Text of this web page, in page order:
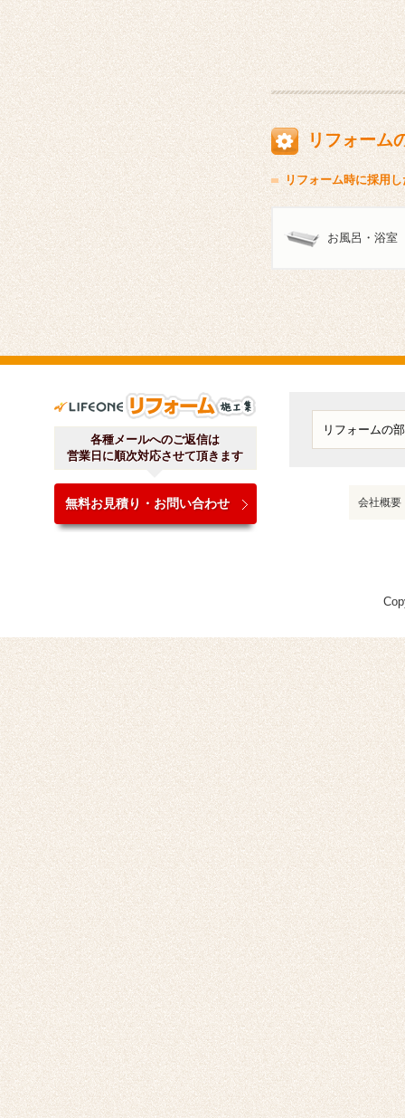
リフォーム
リフォーム時に採用
お風呂・浴室
各種メールへのご返信は
営業日に順次対応させて頂きます
無料お見積り・お問い合わせ 会社概要